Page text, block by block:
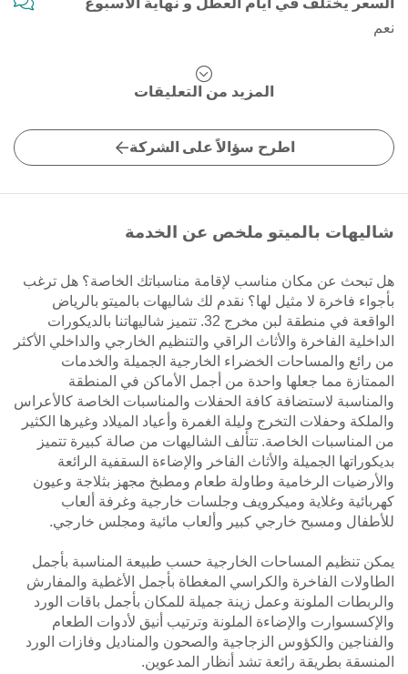
السعر يختلف في أيام العطل و نهاية الاسبوع
نعم
المزيد من التعليقات
اطرح سؤالاً على الشركة
شاليهات بالميتو ملخص عن الخدمة
هل تبحث عن مكان مناسب لإقامة مناسباتك الخاصة؟ هل ترغب
بأجواء فاخرة لا مثيل لها؟ نقدم لك شاليهات بالميتو بالرياض
الواقعة في منطقة لبن مخرج 32. تتميز شاليهاتنا بالديكورات
الداخلية الفاخرة والأثاث الراقي والتنظيم الخارجي والداخلي الأكثر
من رائع والمساحات الخضراء الخارجية الجميلة والخدمات
الممتازة مما جعلها واحدة من أجمل الأماكن في المنطقة
والمناسبة لاستضافة كافة الحفلات والمناسبات الخاصة كالأعراس
والملكة وحفلات التخرج وليلة الغمرة وأعياد الميلاد وغيرها الكثير
من المناسبات الخاصة. تتألف الشاليهات من صالة كبيرة تتميز
بديكوراتها الجميلة والأثاث الفاخر والإضاءة السقفية الرائعة
والأرضيات الرخامية وطاولة طعام ومطبخ مجهز بثلاجة وعيون
كهربائية وغلاية وميكرويف وجلسات خارجية وغرفة ألعاب
للأطفال ومسبح خارجي كبير وألعاب مائية ومجلس خارجي.
يمكن تنظيم المساحات الخارجية حسب طبيعة المناسبة بأجمل
الطاولات الفاخرة والكراسي المغطاة بأجمل الأغطية والمفارش
والربطات الملونة وعمل زينة جميلة للمكان بأجمل باقات الورد
والإكسسوارت والإضاءة الملونة وترتيب أنيق لأدوات الطعام
والفناجين والكؤوس الزجاجية والصحون والمناديل وفازات الورد
المنسقة بطريقة رائعة تشد أنظار المدعوين.